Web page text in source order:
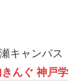
キャンパス
きんぐ 神戸学